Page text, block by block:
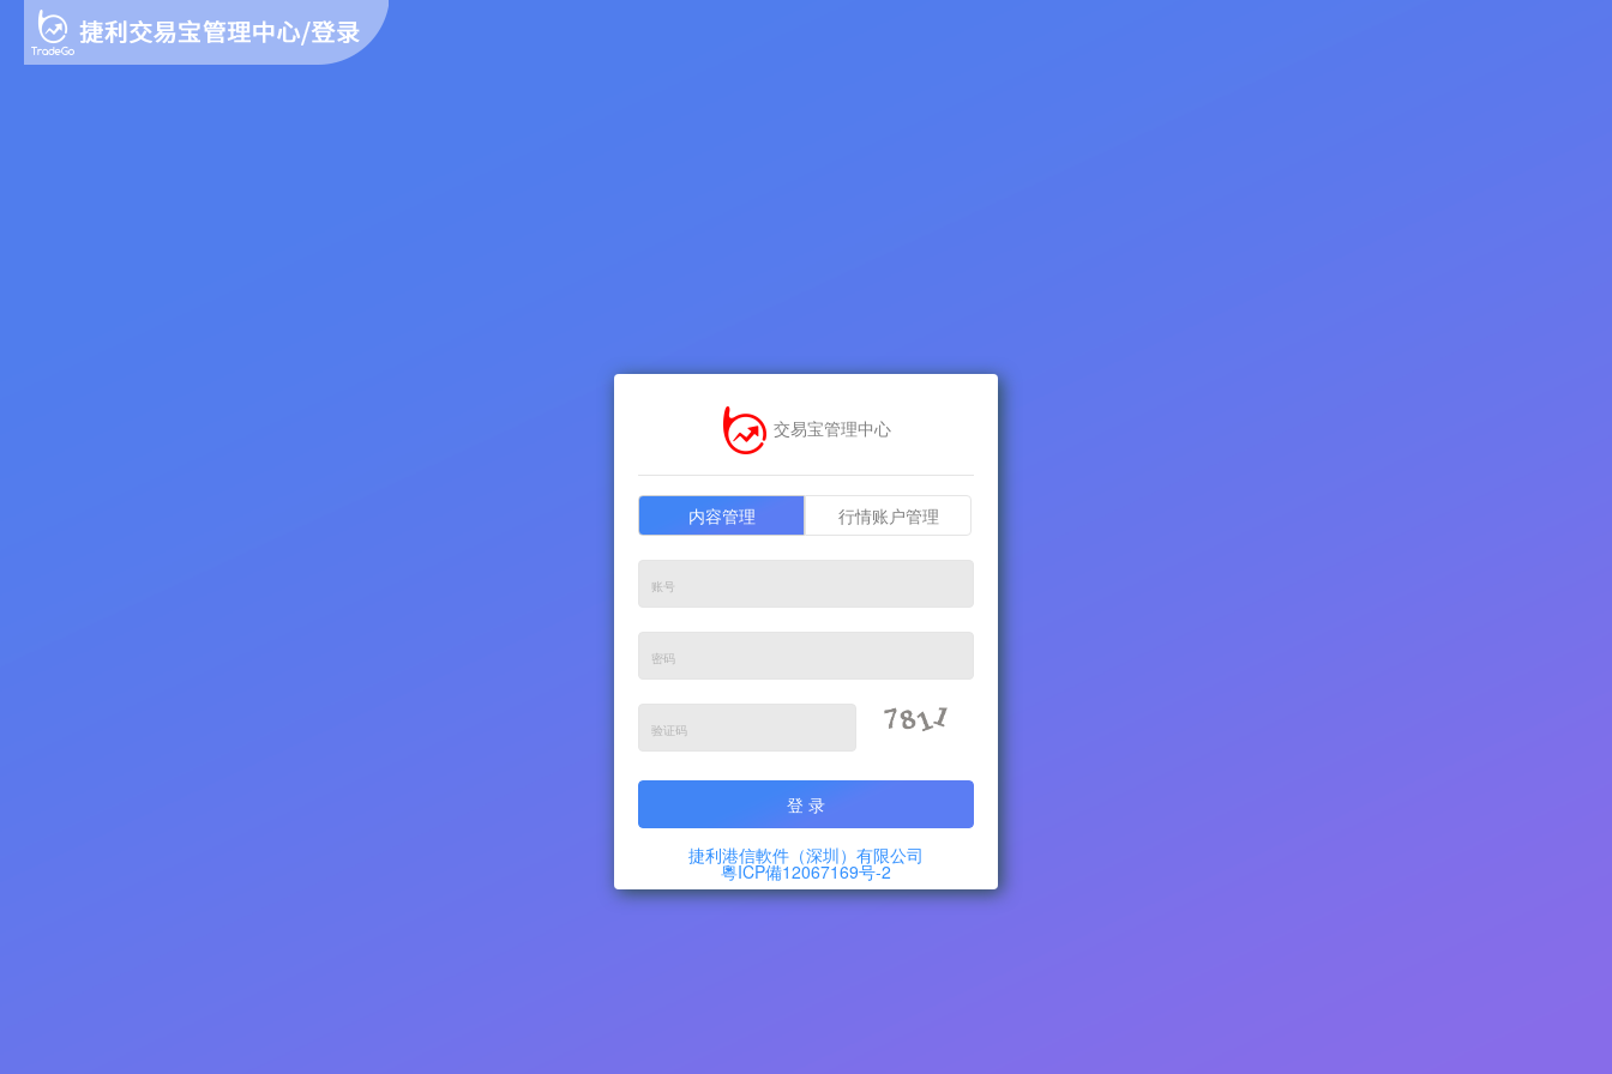
交易宝管理中心
内容管理 行情账户管理
捷利港信軟件（深圳）有限公司
粵ICP備12067169号-2